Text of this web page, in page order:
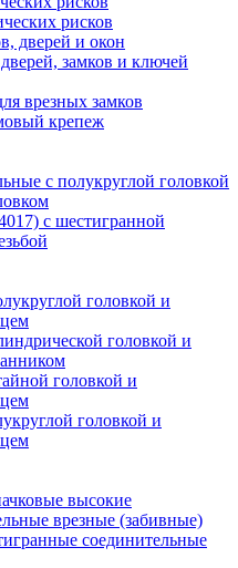
рисков
дверей и окон
замков и ключей
врезных замков
крепеж
с полукруглой головкой
с шестигранной
головкой и
головкой и
головкой и
головкой и
высокие
врезные (забивные)
соединительные